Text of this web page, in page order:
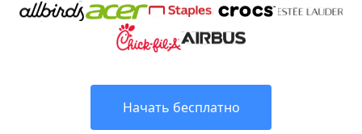
Начать бесплатно